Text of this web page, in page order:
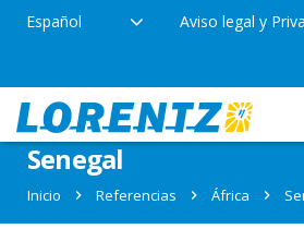
Español Aviso legal y
Referencias en
Senegal
Inicio Referencias África